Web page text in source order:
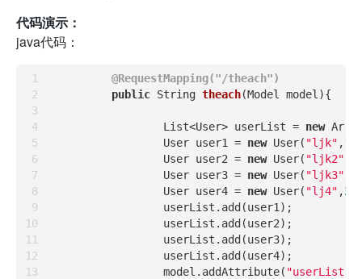
代码演示：
java代码：
@RequestMapping("/theach")
public String theach(Model model){
		List<User> userList =
new
		User user1 =
new User( "ljk" ,18
		User user2 =
new User( "ljk2"
		User user3 =
new User( "ljk3"
		User user4 =
new User( "lj4" ,21
		model.addAttribute(
"userList"